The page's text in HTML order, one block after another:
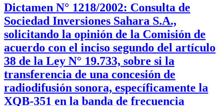
Dictamen N° 1218/2002: Consulta de
Sociedad Inversiones Sahara S.A.,
solicitando la opinión de la Comisión de
acuerdo con el inciso segundo del artículo
38 de la Ley N° 19.733, sobre si la
transferencia de una concesión de
radiodifusión sonora, específicamente la
XQB-351 en la banda de frecuencia